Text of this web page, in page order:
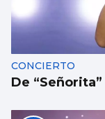
CONCIERTO
De